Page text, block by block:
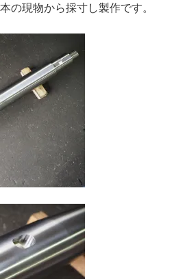
の現物から採寸し製作です。